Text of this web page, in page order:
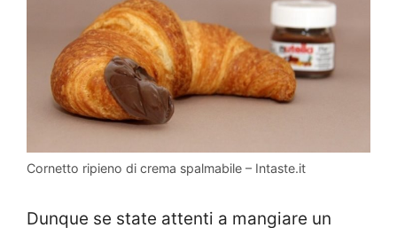
Cornetto ripieno di crema spalmabile – Intaste.it
Dunque se state attenti a mangiare un